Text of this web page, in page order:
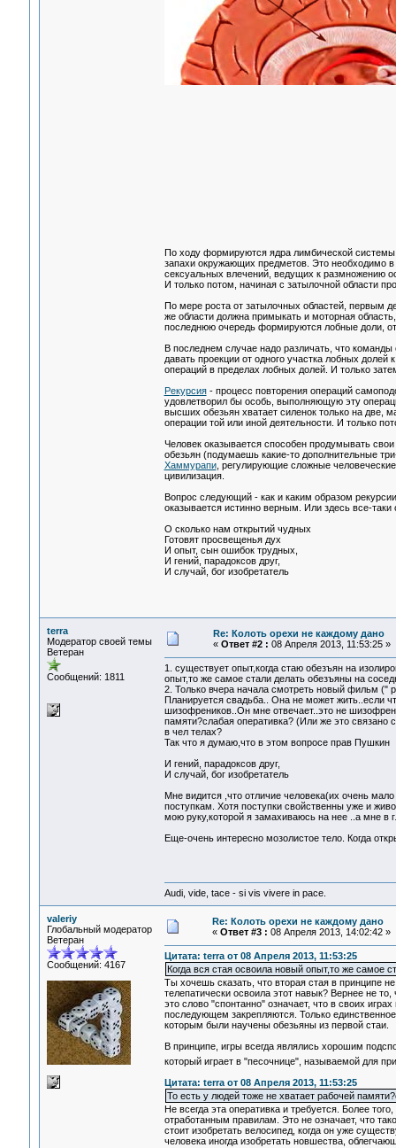
По ходу формируются ядра лимбической
запахи окружающих предметов. Это необходимо
сексуальных влечений, ведущих к размножению
И только потом, начиная с затылочной области
По мере роста от затылочных областей, первым
же области должна примыкать и моторная
последнюю очередь формируются лобные доли,
В последнем случае надо различать, что
давать проекции от одного участка лобных
операций в пределах лобных долей. И только
Рекурсия- процесс повторения операций
удовлетворил бы особь, выполняющую эту
высших обезьян хватает силенок только на две,
операции той или иной деятельности. И только
Человек оказывается способен продумывать
обезьян (подумаешь какие-то дополнительные
Хаммурапи, регулирующие сложные
цивилизация.
Вопрос следующий - как и каким образом
оказывается истинно верным. Или здесь все-
О сколько нам открытий чудных
Готовят просвещенья дух
И опыт, сын ошибок трудных,
И гений, парадоксов друг,
И случай, бог изобретатель
terra
Модератор своей темы
Ветеран
Сообщений: 1811
Re: Колоть орехи не каждому дано
« Ответ #2 : 08 Апреля 2013, 11:53:25 »
1. существует опыт,когда стаю обезъян на
опыт,то же самое стали делать обезъяны на
2. Только вчера начала смотреть новый фильм ("
Планируется свадьба.. Она не может жить..если
шизофреников..Он мне отвечает..это не
памяти?слабая оперативка? (Или же это
в чел телах?
Так что я думаю,что в этом вопросе прав Пушкин
И гений, парадоксов друг,
И случай, бог изобретатель
Мне видится ,что отличие человека(их очень
поступкам. Хотя поступки свойственны уже и
мою руку,которой я замахиваюсь на нее ..а мне в
Еще-очень интересно мозолистое тело. Когда
Audi, vide, tace - si vis vivere in pace.
valeriy
Глобальный модератор
Ветеран
Сообщений: 4167
Re: Колоть орехи не каждому дано
« Ответ #3 : 08 Апреля 2013, 14:02:42 »
Цитата: terra от 08 Апреля 2013, 11:53:25
Когда вся стая освоила новый опыт,то же самое
Ты хочешь сказать, что вторая стая в принципе
телепатически освоила этот навык? Вернее не
это слово "спонтанно" означает, что в своих
последующем закрепляются. Только
которым были научены обезьяны из первой стаи.
В принципе, игры всегда являлись хорошим
который играет в "песочнице", называемой для
Цитата: terra от 08 Апреля 2013, 11:53:25
То есть у людей тоже не хватает рабочей
Не всегда эта оперативка и требуется. Более
отработанным правилам. Это не означает, что
стоит изобретать велосипед, когда он уже
человека иногда изобретать новшества,